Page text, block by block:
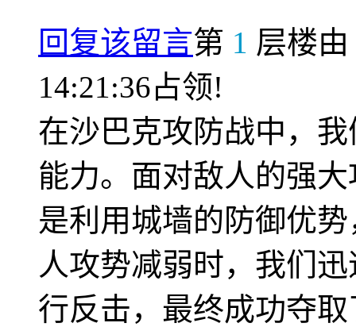
回复该留言第 1 层楼由
14:21:36占领!
在沙巴克攻防战中，
能力。面对敌人的强
是利用城墙的防御优
人攻势减弱时，我们
行反击，最终成功夺